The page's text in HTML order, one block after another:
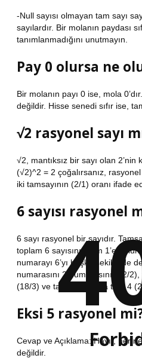
-Null sayısı olmayan tam sayı
sayılardır. Bir molanın paydası
tanımlanmadığını unutmayın.
Pay 0 olursa ne
Bir molanın payı 0 ise, mola
değildir. Hisse senedi sıfır ise,
√2 rasyonel sayı
√2, mantıksız bir sayı olan
(√2)^2 = 2 çoğalırsanız,
iki tamsayının (2/1) oranı ifade
6 sayısı rasyonel
6 sayı rasyonel bir sayıdır.
toplam 6 sayısının tam 1’e
numarayı 6’yı başka şekillerde
numarasını 2 numarasını (12/
(18/3) ve tam sayı 24 ila tam 4
Eksi 5 rasyonel
Cevap ve Açıklama: Hayır, her
değildir.